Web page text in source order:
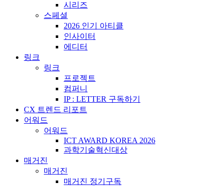
시리즈
스페셜
2026 인기 아티클
인사이터
에디터
링크
링크
프로젝트
컴퍼니
IP : LETTER 구독하기
CX 트렌드 리포트
어워드
어워드
ICT AWARD KOREA 2026
과학기술혁신대상
매거진
매거진
매거진 정기구독